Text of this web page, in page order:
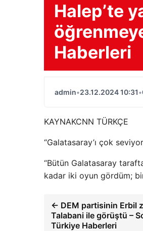
Halep’te
Haberleri
admin•23.12.2024 10:31•
KAYNAKCNN TÜRKÇE
“Galatasaray’ı çok
“Bütün Galatasaray
kadar iki oyun gördüm;
← DEM partisinin Erbil
Talabani ile görüştü –
Türkiye Haberleri